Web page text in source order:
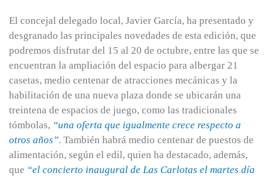
El concejal delegado local, Javier García, ha presentado y
desgranado las principales novedades de esta edición, que
podremos disfrutar del 15 al 20 de octubre, entre las que se
encuentran la ampliación del espacio para albergar 21
casetas, medio centenar de atracciones mecánicas y la
habilitación de una nueva plaza donde se ubicarán una
treintena de espacios de juego, como las tradicionales
tómbolas, “una oferta que igualmente crece respecto a
otros años”. También habrá medio centenar de puestos de
alimentación, según el edil, quien ha destacado, además,
que “el concierto inaugural de Las Carlotas el martes día